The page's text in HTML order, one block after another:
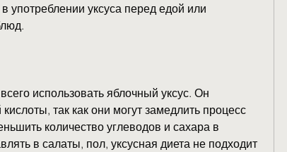
употреблении уксуса перед едой или
использовать яблочный уксус. Он
так как они могут замедлить процесс
количество углеводов и сахара в
в салаты, пол, уксусная диета не подходит